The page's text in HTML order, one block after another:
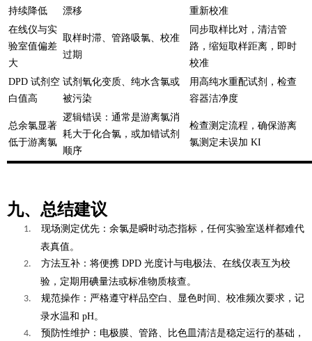
持续降低
漂移
重新校准
在线仪与实
验室值偏差
大
取样时滞、管路吸氯、校准
过期
同步取样比对，清洁管
路，缩短取样距离，即时
校准
DPD 试剂空
白值高
试剂氧化变质、纯水含氯或
被污染
用高纯水重配试剂，检查
容器洁净度
总余氯显著
低于游离氯
逻辑错误：通常是游离氯消
耗大于化合氯，或加错试剂
顺序
检查测定流程，确保游离
氯测定未误加 KI
九、总结建议
1. 现场测定优先 ：余氯是瞬时动态指标，任何实验室送样都难代
表真值。
2.
方法互补 ：将便携 DPD 光度计与电极法、在线仪表互为校
验，定期用碘量法或标准物质核查。
3.
规范操作 ：严格遵守样品空白、显色时间、校准频次要求，记
录水温和 pH。
4.
预防性维护 ：电极膜、管路、比色皿清洁是稳定运行的基础，